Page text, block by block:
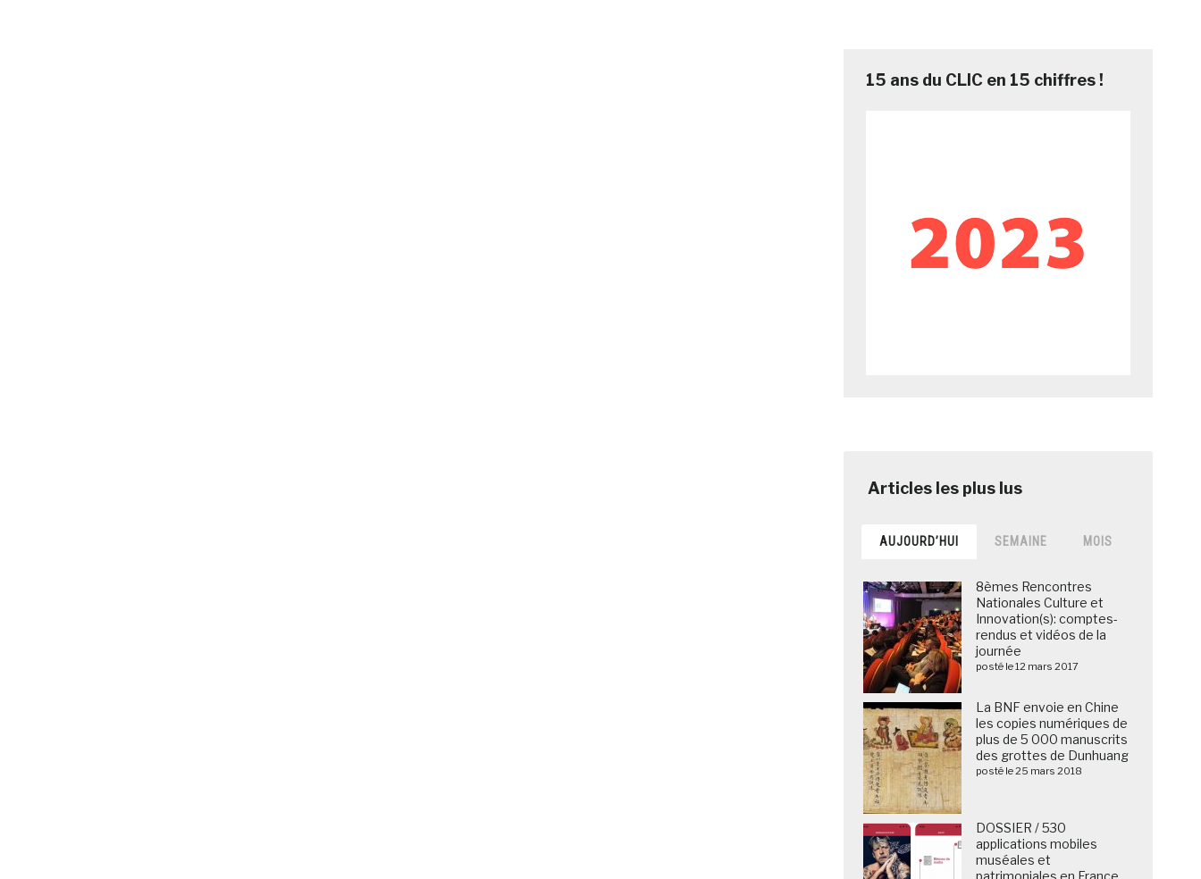
15 ans du CLIC en 15 chiffres !
AUJOURD’HUI SEMAINE MOIS
8èmes Rencontres
Nationales Culture et
Innovation(s): comptes-
rendus et vidéos de la
journée
posté le 12 mars 2017
La BNF envoie en Chine
les copies numériques de
plus de 5 000 manuscrits
des grottes de Dunhuang
posté le 25 mars 2018
DOSSIER / 530
applications mobiles
muséales et